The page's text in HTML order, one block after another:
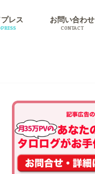
レス お問い合わせ
CONTACT